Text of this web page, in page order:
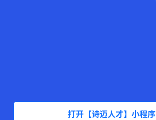
打开【诗迈人才】小程序